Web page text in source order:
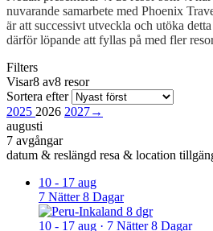
nuvarande samarbete med Phoenix
är att successivt utveckla och utöka
därför löpande att fyllas på med fler
Filters
Visar8 av8 resor
Sortera efter
2025 2026 2027→
augusti
7 avgångar
datum & reslängd resa & location
10 - 17 aug
7 Nätter 8 Dagar
10 - 17 aug · 7 Nätter 8 Dagar